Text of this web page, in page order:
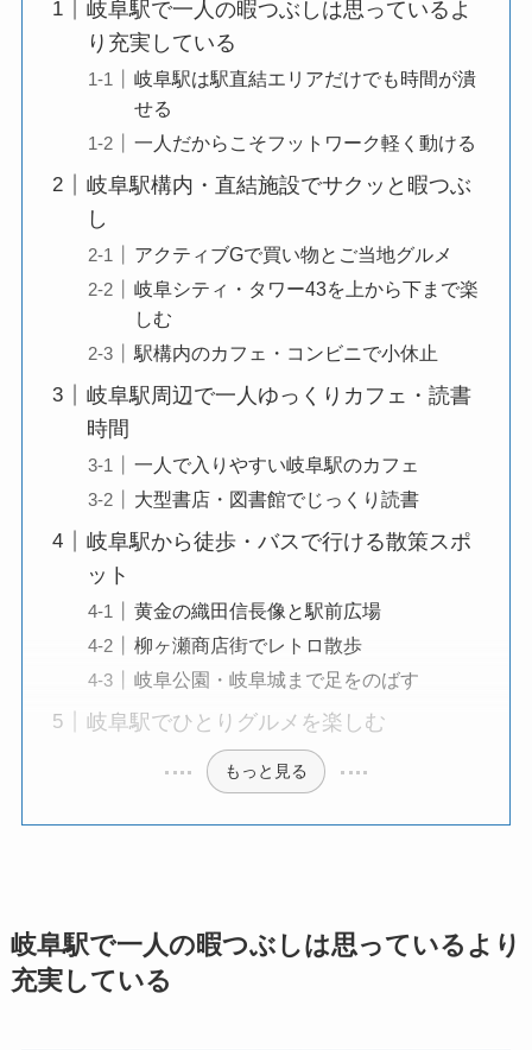
岐阜駅で一人の暇つぶしは思っているよ
り充実している
岐阜駅は駅直結エリアだけでも時間が潰
せる
一人だからこそフットワーク軽く動ける
岐阜駅構内・直結施設でサクッと暇つぶ
し
アクティブGで買い物とご当地グルメ
岐阜シティ・タワー43を上から下まで楽
しむ
駅構内のカフェ・コンビニで小休止
岐阜駅周辺で一人ゆっくりカフェ・読書
時間
一人で入りやすい岐阜駅のカフェ
大型書店・図書館でじっくり読書
岐阜駅から徒歩・バスで行ける散策スポ
ット
黄金の織田信長像と駅前広場
柳ヶ瀬商店街でレトロ散歩
岐阜公園・岐阜城まで足をのばす
岐阜駅でひとりグルメを楽しむ
もっと見る
岐阜駅で一人の暇つぶしは思っているより
充実している